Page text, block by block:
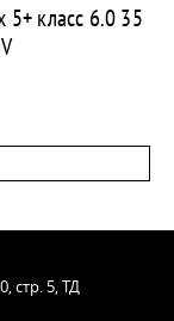
класс 6.0 35
стр. 5, ТД